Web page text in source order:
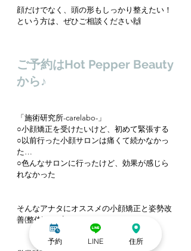
顔だけでなく、頭の形もしっかり整えたい！
という方は、ぜひご相談ください🙌
ご予約はHot Pepper Beauty
から♪
「施術研究所-carelabo-」
○小顔矯正を受けたいけど、初めて緊張する
○以前行った小顔サロンは痛くて続かなかっ
た…
○色んなサロンに行ったけど、効果が感じら
れなかった
そんなアナタにオススメの小顔矯正と姿勢改
善(整体)のお店です♪
予約 LINE 住所